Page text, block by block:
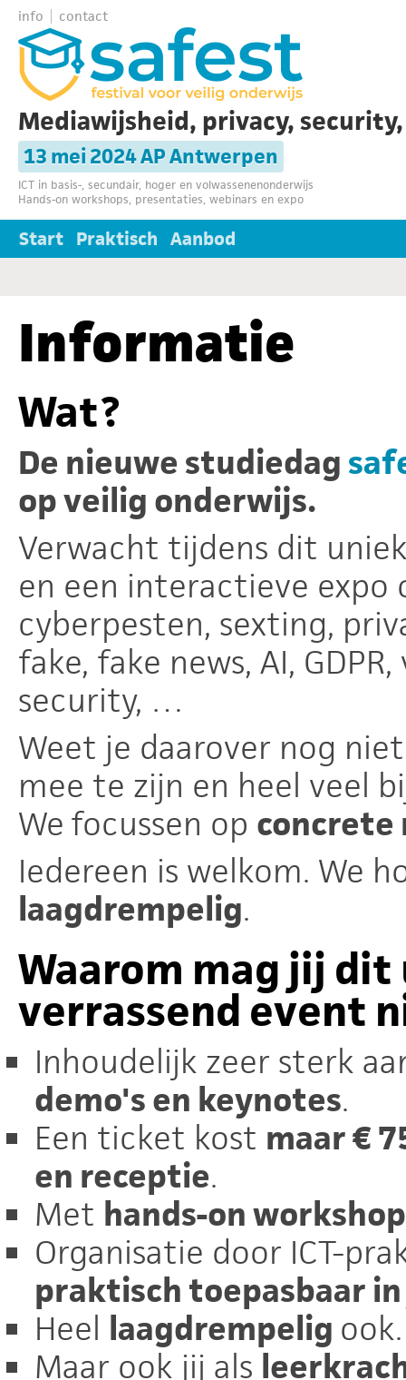
info contact
Mediawijsheid, privacy,
13 mei 2024 AP Antwerpen
ICT in basis-, secundair, hoger en volwassenenonderwijs
Hands-on workshops, presentaties, webinars en expo
Start Praktisch Aanbod
Informatie
Wat?
De nieuwe studiedag
op veilig onderwijs.
Verwacht tijdens dit
en een interactieve expo
cyberpesten, sexting,
fake, fake news, AI,
security, …
Weet je daarover nog
mee te zijn en heel veel
We focussen op concrete
Iedereen is welkom. We
laagdrempelig.
Waarom mag jij
verrassend event
Inhoudelijk zeer sterk
demo's en keynotes.
Een ticket kost maar €
en receptie.
Met hands-on
Organisatie door ICT-
praktisch toepasbaar
Heel laagdrempelig ook.
Maar ook jij als